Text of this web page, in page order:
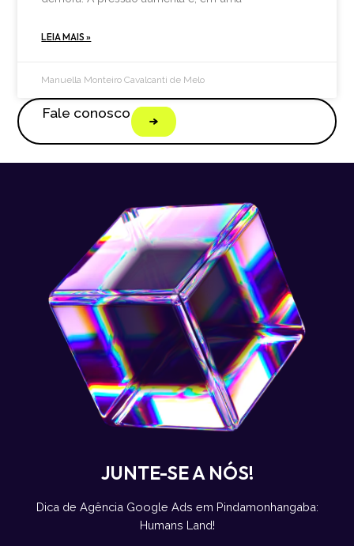
LEIA MAIS »
Manuella Monteiro Cavalcanti de Melo
Fale conosco
JUNTE-SE A NÓS!
Dica de Agência Google Ads em Pindamonhangaba:
Humans Land!